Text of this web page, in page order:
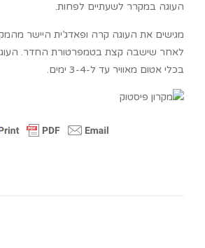
העוגה במקרר לשעתיים לפחות.
מגישים את העוגה קרה ופאדג’ית היישר
לאחר שישבה קצת בטמפרטורת החדר.
בכלי אטום מאוויר עד ל-3-4 ימים.